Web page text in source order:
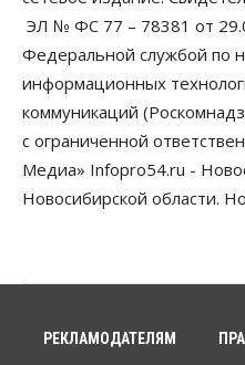
Путина
06 Августа 2026, 12:05
Бизнес Недвижимость
Росреестр
отказов в регистрации
06 Августа 2026, 12:00
Телекоммуникации
новосибирские
ЭЛ № ФС 77 – 78381 от
Федеральной службой по
информационных
коммуникаций
с ограниченной
Медиа» Infopro54.ru -
Новосибирской области.
РЕКЛАМОДАТЕЛЯМ